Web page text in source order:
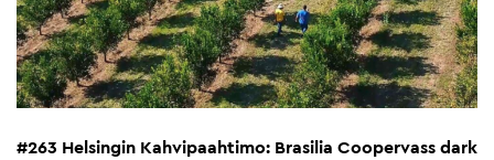
#263 Helsingin Kahvipaahtimo: Brasilia Coopervass dark